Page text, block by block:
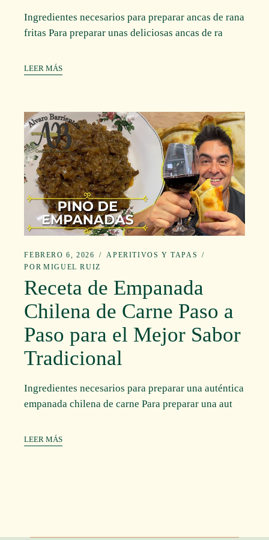
Ingredientes necesarios para preparar ancas de rana
fritas Para preparar unas deliciosas ancas de ra
LEER MÁS
FEBRERO 6, 2026
APERITIVOS Y TAPAS
POR MIGUEL RUIZ
Receta de Empanada
Chilena de Carne Paso a
Paso para el Mejor Sabor
Tradicional
Ingredientes necesarios para preparar una auténtica
empanada chilena de carne Para preparar una aut
LEER MÁS